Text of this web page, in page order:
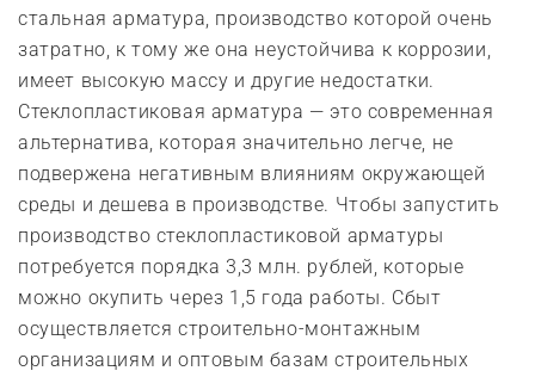
стальная арматура, производство которой очень
затратно, к тому же она неустойчива к коррозии,
имеет высокую массу и другие недостатки.
Стеклопластиковая арматура — это современная
альтернатива, которая значительно легче, не
подвержена негативным влияниям окружающей
среды и дешева в производстве. Чтобы запустить
производство стеклопластиковой арматуры
потребуется порядка 3,3 млн. рублей, которые
можно окупить через 1,5 года работы. Сбыт
осуществляется строительно-монтажным
организациям и оптовым базам строительных